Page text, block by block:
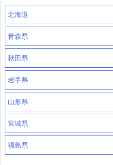
北海道
青森県
秋田県
岩手県
山形県
宮城県
福島県